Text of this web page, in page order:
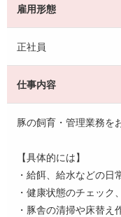
雇用形態
正社員
仕事内容
豚の飼育・管理業務を
【具体的には】
・給餌、給水などの日
・健康状態のチェック
・豚舎の清掃や床替え